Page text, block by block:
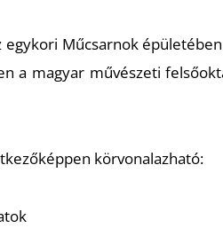
egykori Műcsarnok
a magyar művészeti
körvonalazható: